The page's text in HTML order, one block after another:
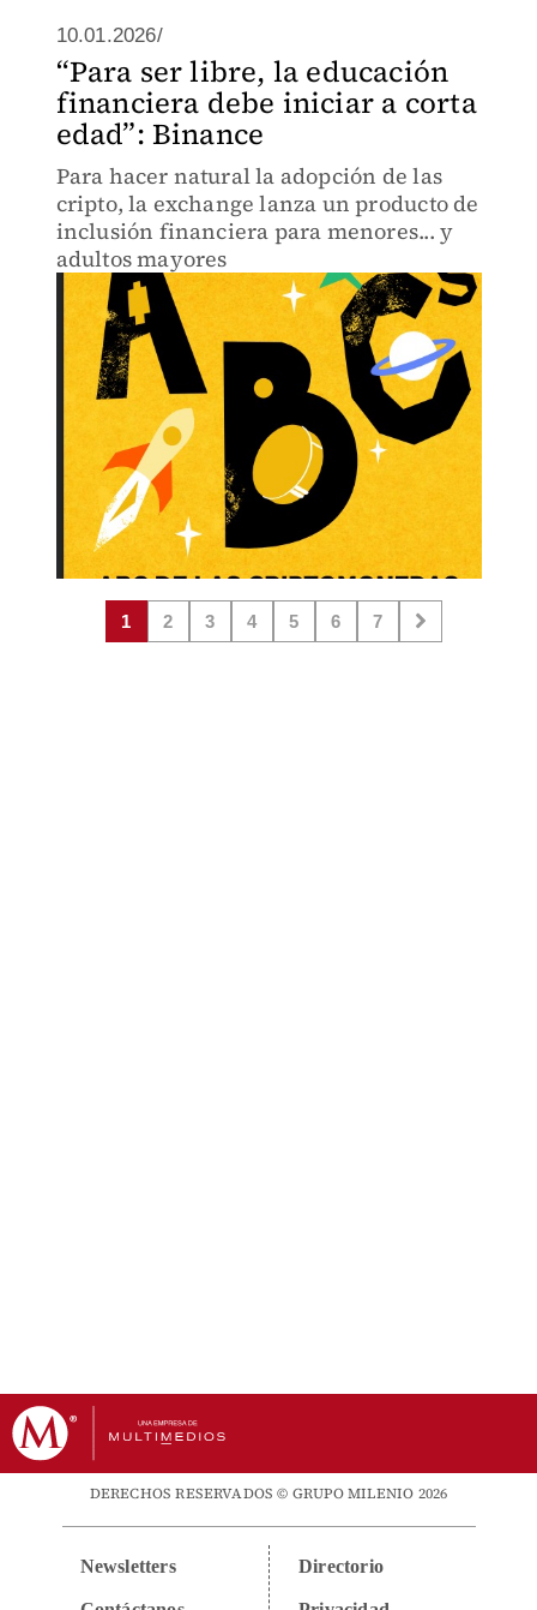
10.01.2026/
“Para ser libre, la educación
financiera debe iniciar a corta
edad”: Binance
Para hacer natural la adopción de las
cripto, la exchange lanza un producto de
inclusión financiera para menores... y
adultos mayores
1 2 3 4 5 6 7
DERECHOS RESERVADOS © GRUPO MILENIO 2026
Newsletters Directorio